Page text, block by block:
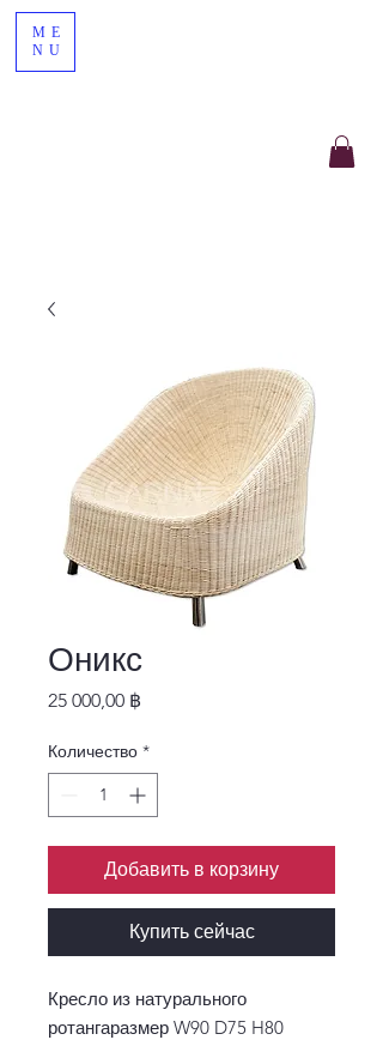
ME
NU
Оникс
25 000,00 ฿
Количество *
Добавить в корзину
Купить сейчас
Кресло из натурального
ротангаразмер W90 D75 H80